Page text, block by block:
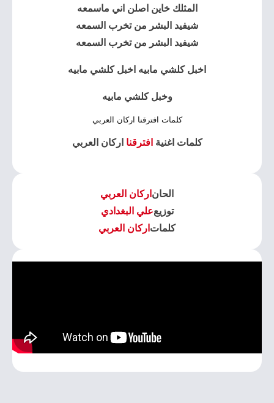
المثلك خاين اصلن اني ماسمعه
شيفيد البشر من تخرب السمعه
شيفيد البشر من تخرب السمعه
اخبل كلشي مابيه اخبل كلشي مابيه
وخبل كلشي مابيه
كلمات افترقنا اركان العربي
كلمات اغنية افترقنا اركان العربي
الحان اركان العربي
توزيععلي البغدادي
كلمات اركان العربي